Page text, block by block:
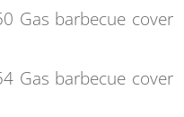
Gas barbecue cover
Gas barbecue cover